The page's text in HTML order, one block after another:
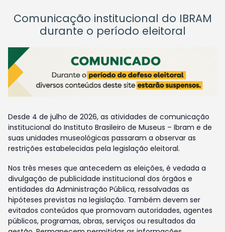
Comunicação institucional do IBRAM
durante o período eleitoral
Desde 4 de julho de 2026, as atividades de comunicação
institucional do Instituto Brasileiro de Museus – Ibram e de
suas unidades museológicas passaram a observar as
restrições estabelecidas pela legislação eleitoral.
Nos três meses que antecedem as eleições, é vedada a
divulgação de publicidade institucional dos órgãos e
entidades da Administração Pública, ressalvadas as
hipóteses previstas na legislação. Também devem ser
evitados conteúdos que promovam autoridades, agentes
públicos, programas, obras, serviços ou resultados da